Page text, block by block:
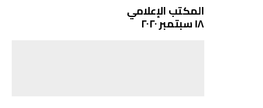
المكتب الإعلامي
١٨ سبتمبر ٢٠٢٠